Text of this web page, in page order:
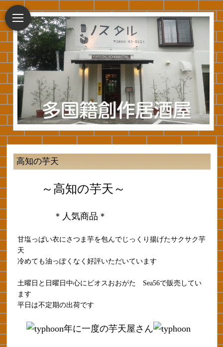
高知の芋天
～高知の芋天～
＊人気商品＊
甘塩っぱい衣にさつま芋を包んでじっくり揚げたサクサク芋
天
冷めても油っぽくなく好評いただいています
土曜日と日曜日中心にビオスおおがた Sea56で販売してい
ます
平日は不定期の出荷です
年に一度の芋天屋さん